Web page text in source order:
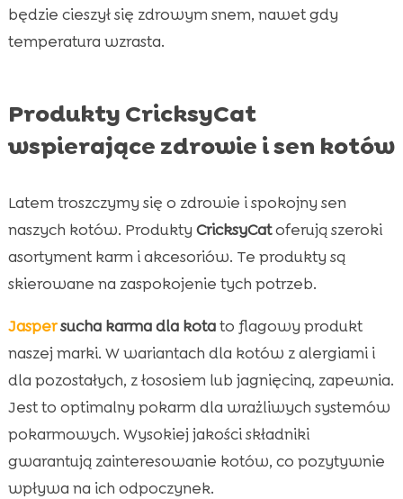
będzie cieszył się zdrowym snem, nawet gdy
temperatura wzrasta.
Produkty CricksyCat
wspierające zdrowie i sen kotów
Latem troszczymy się o zdrowie i spokojny sen
naszych kotów. Produkty CricksyCatoferują szeroki
asortyment karm i akcesoriów. Te produkty są
skierowane na zaspokojenie tych potrzeb.
Jaspersucha karma dla kotato flagowy produkt
naszej marki. W wariantach dla kotów z alergiami i
dla pozostałych, z łososiem lub jagnięciną, zapewnia.
Jest to optimalny pokarm dla wrażliwych systemów
pokarmowych. Wysokiej jakości składniki
gwarantują zainteresowanie kotów, co pozytywnie
wpływa na ich odpoczynek.